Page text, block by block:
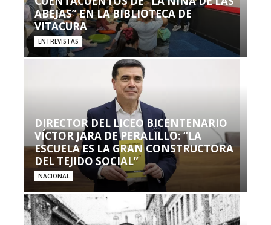
ABEJAS” EN LA BIBLIOTECA DE
VITACURA
ENTREVISTAS
DIRECTOR DEL LICEO BICENTENARIO
VÍCTOR JARA DE PERALILLO: “LA
ESCUELA ES LA GRAN CONSTRUCTORA
DEL TEJIDO SOCIAL”
NACIONAL